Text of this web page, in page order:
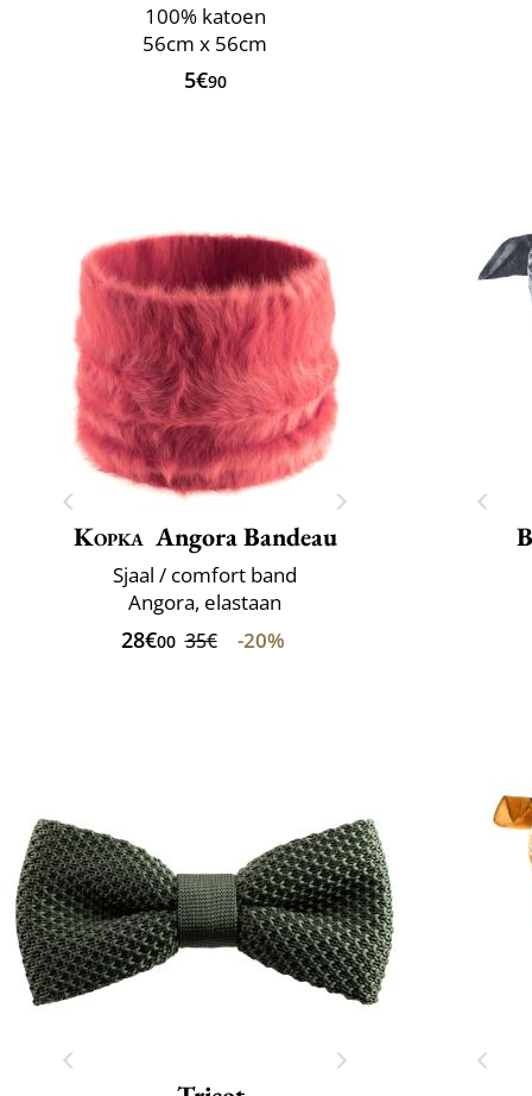
100% katoen
56cm x 56cm
5€90
Kopka Angora Bandeau
Sjaal / comfort band
Angora, elastaan
28€00 35€ -20%